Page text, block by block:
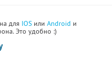
для IOS или Android и
Это удобно :)